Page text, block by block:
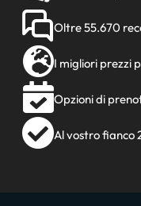
Oltre 55.670
I migliori prezzi
Opzioni di
Al vostro fianco